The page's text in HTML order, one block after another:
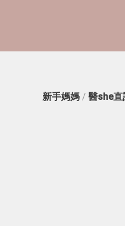
新手媽媽 / 醫she直